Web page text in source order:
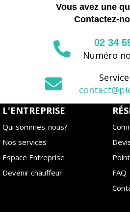
Vous avez une
Contactez-
02 34
Numéro
L'ENTREPRISE
Qui sommes-nous?
Nos services
Espace Entreprise
Devenir chauffeur
FAQ